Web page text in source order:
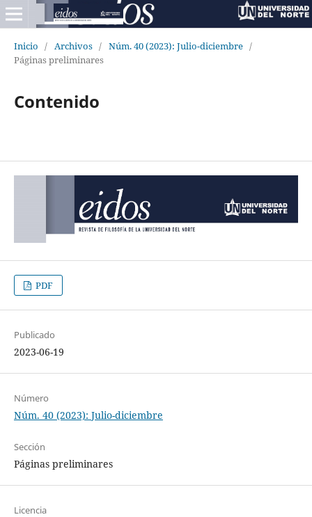
Inicio / Archivos / Núm. 40 (2023): Julio-diciembre /
Páginas preliminares
Contenido
PDF
Publicado
2023-06-19
Número
Núm. 40 (2023): Julio-diciembre
Sección
Páginas preliminares
Licencia